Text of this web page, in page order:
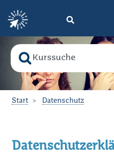
Zum Hauptinhalt springen
Suche nach
Bitte geben Sie den
Start Datenschutz